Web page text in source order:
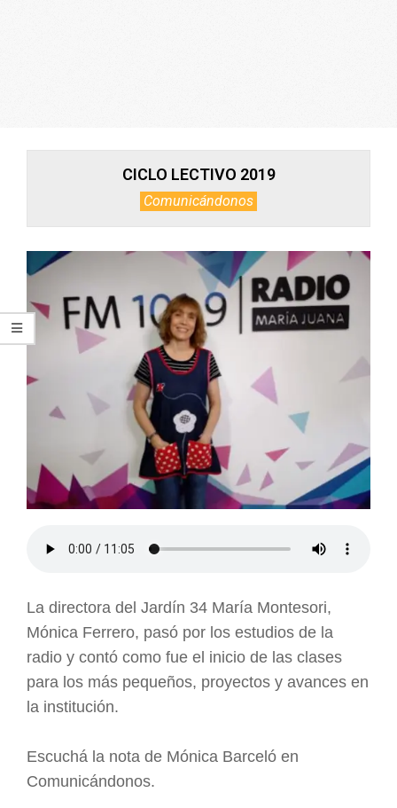
CICLO LECTIVO 2019
Comunicándonos
La directora del Jardín 34 María Montesori,
Mónica Ferrero, pasó por los estudios de la
radio y contó como fue el inicio de las clases
para los más pequeños, proyectos y avances en
la institución.
Escuchá la nota de Mónica Barceló en
Comunicándonos.